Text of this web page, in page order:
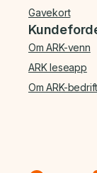
Gavekort
Om ARK-venn
ARK leseapp
Om ARK-